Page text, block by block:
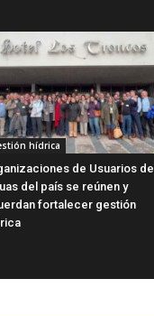
hídrica
de Usuarios de
del país se reúnen y
fortalecer gestión